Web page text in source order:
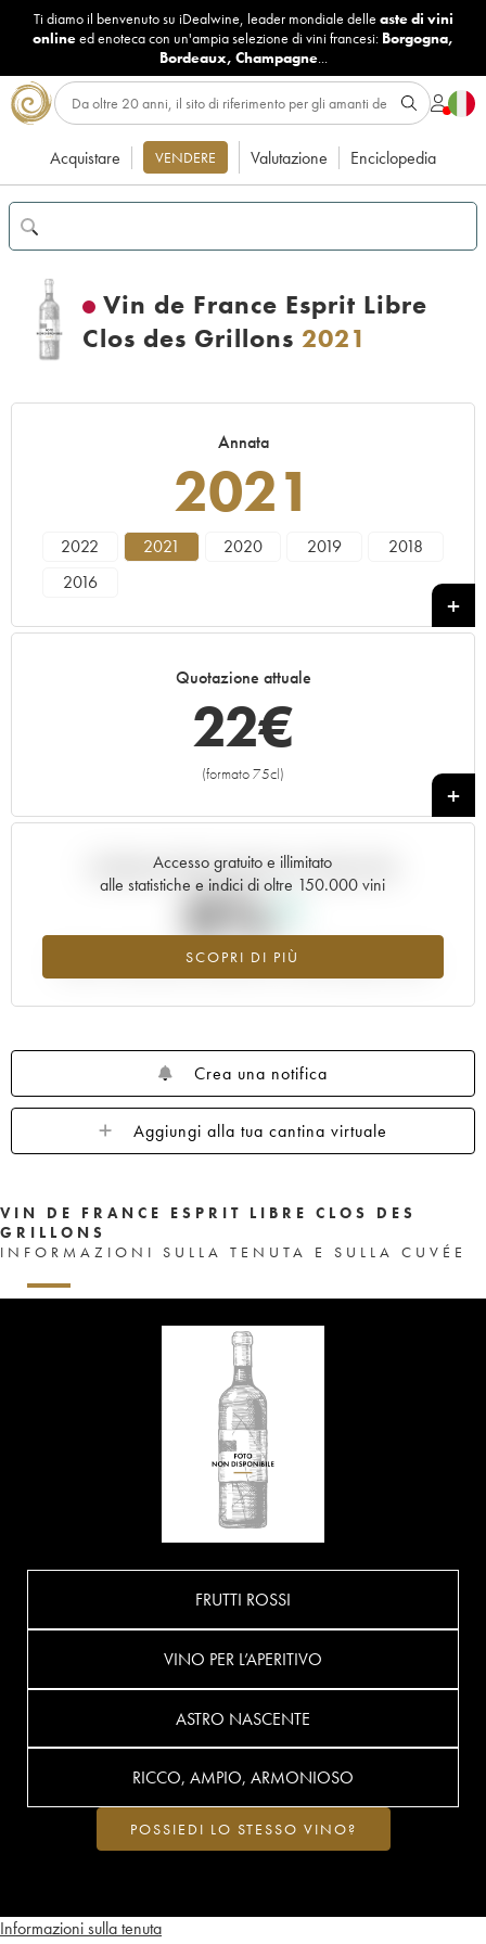
Ti diamo il benvenuto su iDealwine, leader mondiale delle aste di vini
onlineed enoteca con un'ampia selezione di vini francesi: Borgogna,
Bordeaux, Champagne...
Acquistare VENDERE Valutazione Enciclopedia
Vin de France Esprit Libre
Clos des Grillons 2021
Annata
2021
2022 2021 2020 2019
2018
2016
Quotazione attuale
22€
(formato 75cl)
+
Accesso gratuito e illimitato
alle statistiche e indici di oltre 150.000 vini
SCOPRI DI PIÙ
Andamento della quotazione in tempo reale
0%
Valore in aumento per l'annata 2021 nel 2026 rispetto al 2025
Crea una notifica
Aggiungi alla tua cantina virtuale
VIN DE FRANCE ESPRIT LIBRE CLOS DES
GRILLONS
INFORMAZIONI SULLA TENUTA E SULLA CUVÉE
Informazioni sulla tenuta
FRUTTI ROSSI
VINO PER L’APERITIVO
ASTRO NASCENTE
RICCO, AMPIO, ARMONIOSO
POSSIEDI LO STESSO VINO?